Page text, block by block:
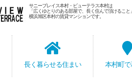
サニープレイス本村・ビューテラス本村は
「広くゆとりのある部屋で、長く住んで頂けるこ
横浜旭区本村の賃貸マンションです。
長く暮らせる住まい 本村町